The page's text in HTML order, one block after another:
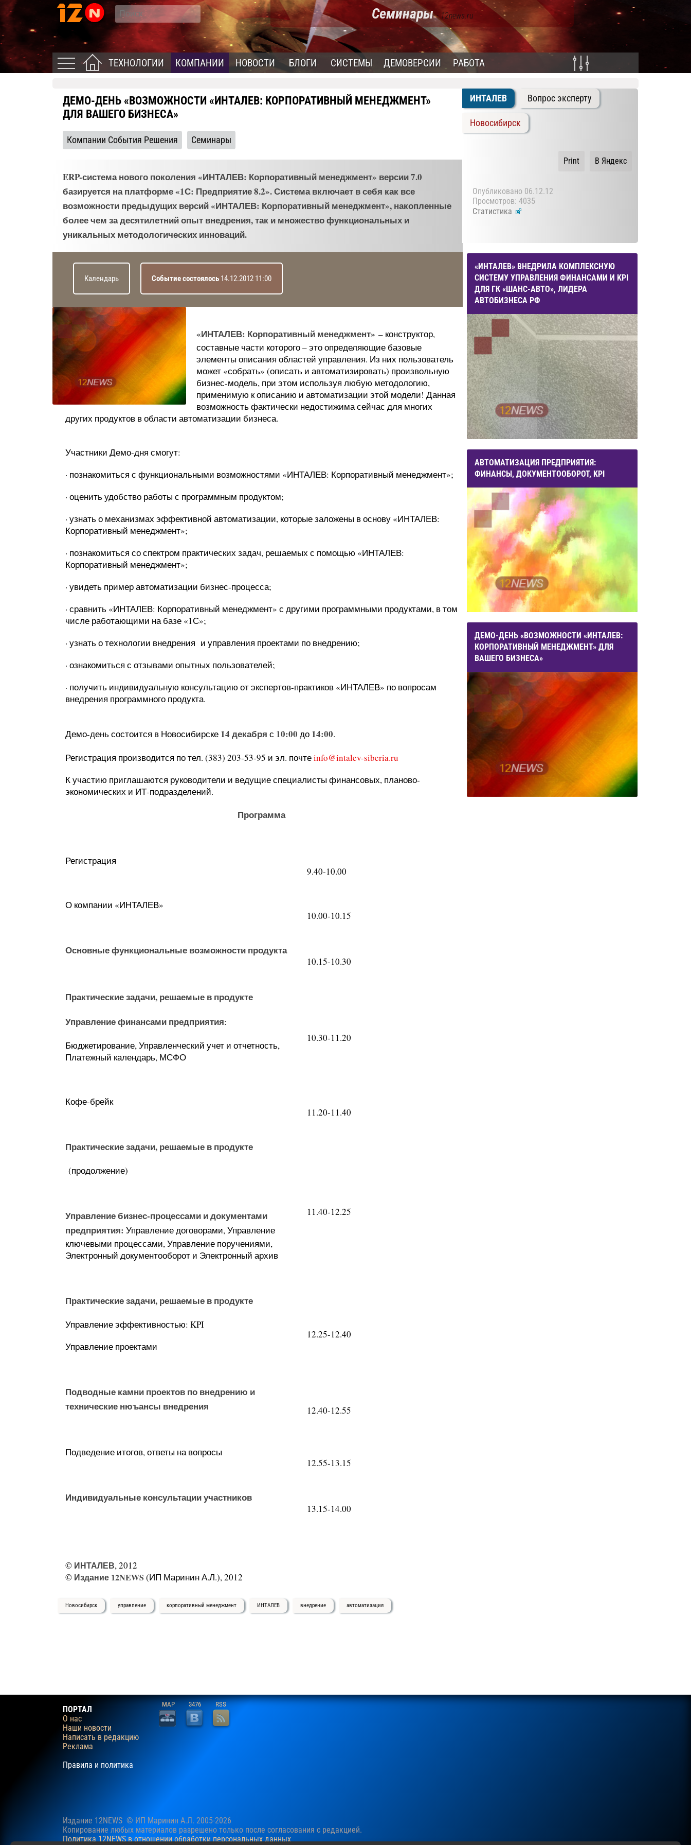
Семинары- 12news.ru
ТЕХНОЛОГИИ КОМПАНИИ НОВОСТИ БЛОГИ СИСТЕМЫ ДЕМОВЕРСИИ РАБОТА
ДЕМО-ДЕНЬ «ВОЗМОЖНОСТИ «ИНТАЛЕВ: КОРПОРАТИВНЫЙ МЕНЕДЖМЕНТ»
ДЛЯ ВАШЕГО БИЗНЕСА»
Компании События Решения Семинары
ERP-система нового поколения «ИНТАЛЕВ: Корпоративный менеджмент» версии 7.0
базируется на платформе «1С: Предприятие 8.2». Система включает в себя как все
возможности предыдущих версий «ИНТАЛЕВ: Корпоративный менеджмент», накопленные
более чем за десятилетний опыт внедрения, так и множество функциональных и
уникальных методологических инноваций.
Событие состоялось 14.12.2012 11:00
Календарь
«ИНТАЛЕВ: Корпоративный менеджмент» – конструктор,
составные части которого – это определяющие базовые
элементы описания областей управления. Из них пользователь
может «собрать» (описать и автоматизировать) произвольную
бизнес-модель, при этом используя любую методологию,
применимую к описанию и автоматизации этой модели! Данная
возможность фактически недостижима сейчас для многих
других продуктов в области автоматизации бизнеса.
Участники Демо-дня смогут:
· познакомиться с функциональными возможностями «ИНТАЛЕВ: Корпоративный менеджмент»;
· оценить удобство работы с программным продуктом;
· узнать о механизмах эффективной автоматизации, которые заложены в основу «ИНТАЛЕВ:
Корпоративный менеджмент»;
· познакомиться со спектром практических задач, решаемых с помощью «ИНТАЛЕВ:
Корпоративный менеджмент»;
· увидеть пример автоматизации бизнес-процесса;
· сравнить «ИНТАЛЕВ: Корпоративный менеджмент» с другими программными продуктами, в том
числе работающими на базе «1С»;
· узнать о технологии внедрения и управления проектами по внедрению;
· ознакомиться с отзывами опытных пользователей;
· получить индивидуальную консультацию от экспертов-практиков «ИНТАЛЕВ» по вопросам
внедрения программного продукта.
Демо-день состоится в Новосибирске 14 декабря с 10:00 до 14:00.
Регистрация производится по тел. (383) 203-53-95 и эл. почтеinfo@intalev-siberia.ru
К участию приглашаются руководители и ведущие специалисты финансовых, планово-
экономических и ИТ-подразделений.
Программа
Регистрация
9.40-10.00
О компании «ИНТАЛЕВ»
10.00-10.15
Основные функциональные возможности продукта
10.15-10.30
Практические задачи, решаемые в продукте
Управление финансами предприятия:
Бюджетирование, Управленческий учет и отчетность,
Платежный календарь, МСФО
10.30-11.20
Кофе-брейк
11.20-11.40
Практические задачи, решаемые в продукте
(продолжение)
Управление бизнес-процессами и документами
предприятия: Управление договорами, Управление
ключевыми процессами, Управление поручениями,
Электронный документооборот и Электронный архив
11.40-12.25
Практические задачи, решаемые в продукте
Управление эффективностью: KPI
Управление проектами
12.25-12.40
Подводные камни проектов по внедрению и
технические нюъансы внедрения
12.40-12.55
Подведение итогов, ответы на вопросы
12.55-13.15
Индивидуальные консультации участников
13.15-14.00
© ИНТАЛЕВ, 2012
© Издание 12NEWS (ИП Маринин А.Л.), 2012
Новосибирск управление корпоративный менеджмент ИНТАЛЕВ внедрение автоматизация
ИНТАЛЕВ Вопрос эксперту
Новосибирск
В Яндекс
Print
Опубликовано 06.12.12
Просмотров: 4035
Статистика
«ИНТАЛЕВ» ВНЕДРИЛА КОМПЛЕКСНУЮ
СИСТЕМУ УПРАВЛЕНИЯ ФИНАНСАМИ И KPI
ДЛЯ ГК «ШАНС-АВТО», ЛИДЕРА
АВТОБИЗНЕСА РФ
АВТОМАТИЗАЦИЯ ПРЕДПРИЯТИЯ:
ФИНАНСЫ, ДОКУМЕНТООБОРОТ, KPI
ДЕМО-ДЕНЬ «ВОЗМОЖНОСТИ «ИНТАЛЕВ:
КОРПОРАТИВНЫЙ МЕНЕДЖМЕНТ» ДЛЯ
ВАШЕГО БИЗНЕСА»
ПОРТАЛ
О нас
Наши новости
Написать в редакцию
Реклама
Правила и политика
MAP 3476 RSS
Издание 12NEWS © ИП Маринин А.Л. 2005-2026
Копирование любых материалов разрешено только после согласования c редакцией.
Политика 12NEWS в отношении обработки персональных данных